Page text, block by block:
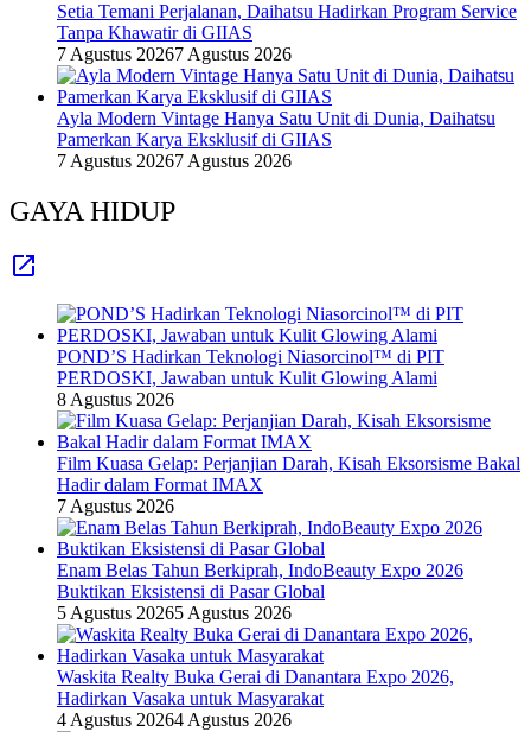
Setia Temani Perjalanan, Daihatsu Hadirkan Program Service
Tanpa Khawatir di GIIAS
7 Agustus 20267 Agustus 2026
Ayla Modern Vintage Hanya Satu Unit di Dunia, Daihatsu
Pamerkan Karya Eksklusif di GIIAS
7 Agustus 20267 Agustus 2026
GAYA HIDUP
POND’S Hadirkan Teknologi Niasorcinol™ di PIT
PERDOSKI, Jawaban untuk Kulit Glowing Alami
8 Agustus 2026
Film Kuasa Gelap: Perjanjian Darah, Kisah Eksorsisme Bakal
Hadir dalam Format IMAX
7 Agustus 2026
Enam Belas Tahun Berkiprah, IndoBeauty Expo 2026
Buktikan Eksistensi di Pasar Global
5 Agustus 20265 Agustus 2026
Waskita Realty Buka Gerai di Danantara Expo 2026,
Hadirkan Vasaka untuk Masyarakat
4 Agustus 20264 Agustus 2026